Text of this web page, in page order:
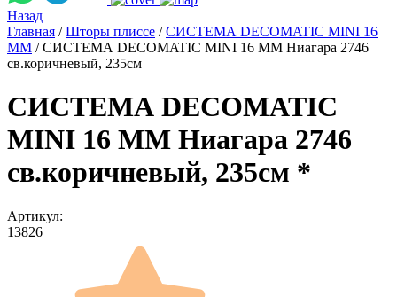
Назад
Главная / Шторы плиссе / СИСТЕМА DECOMATIC MINI 16
ММ / СИСТЕМА DECOMATIC MINI 16 ММ Ниагара 2746
св.коричневый, 235см
СИСТЕМА DECOMATIC
MINI 16 ММ Ниагара 2746
св.коричневый, 235см *
Артикул:
13826